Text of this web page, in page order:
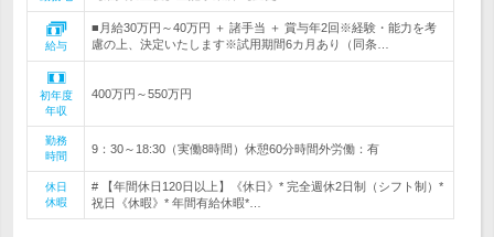
給与
■月給30万円～40万円 ＋ 諸手当 ＋ 賞与年2回※経験・能力を考
慮の上、決定いたします※試用期間6カ月あり（同条…
初年度
年収
400万円～550万円
勤務
時間
9：30～18:30（実働8時間）休憩60分時間外労働：有
休日
休暇
# 【年間休日120日以上】《休日》* 完全週休2日制（シフト制）*
祝日《休暇》* 年間有給休暇*…